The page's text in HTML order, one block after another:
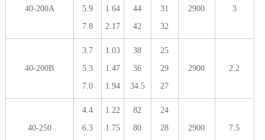
40-200A
5.9
7.8
1.64
2.17
44
42
31
32
2900 3
40-200B
3.7
5.3
7.0
1.03
1.47
1.94
38
36
34.5
25
29
27
2900 2.2
40-250
4.4
6.3
1.22
1.75
82
80
24
28
2900 7.5